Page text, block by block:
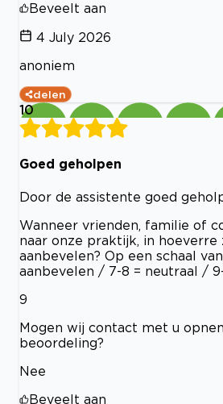
Beveelt aan
4 July 2026
anoniem
delen
10
Goed geholpen
Door de assistente goed
Wanneer vrienden, familie of
naar onze praktijk, in hoeverre
aanbevelen? Op een schaal
aanbevelen / 7-8 = neutraal /
9
Mogen wij contact met u
beoordeling?
Nee
Beveelt aan